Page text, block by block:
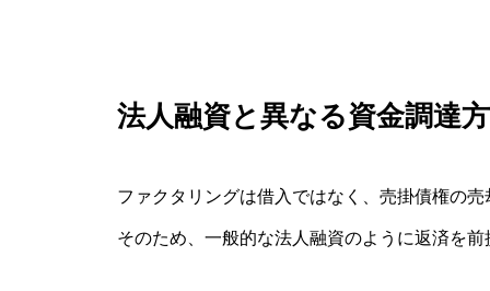
法人融資と異なる資金調達
ファクタリングは借入ではなく、売掛債権の
そのため、一般的な法人融資のように返済を